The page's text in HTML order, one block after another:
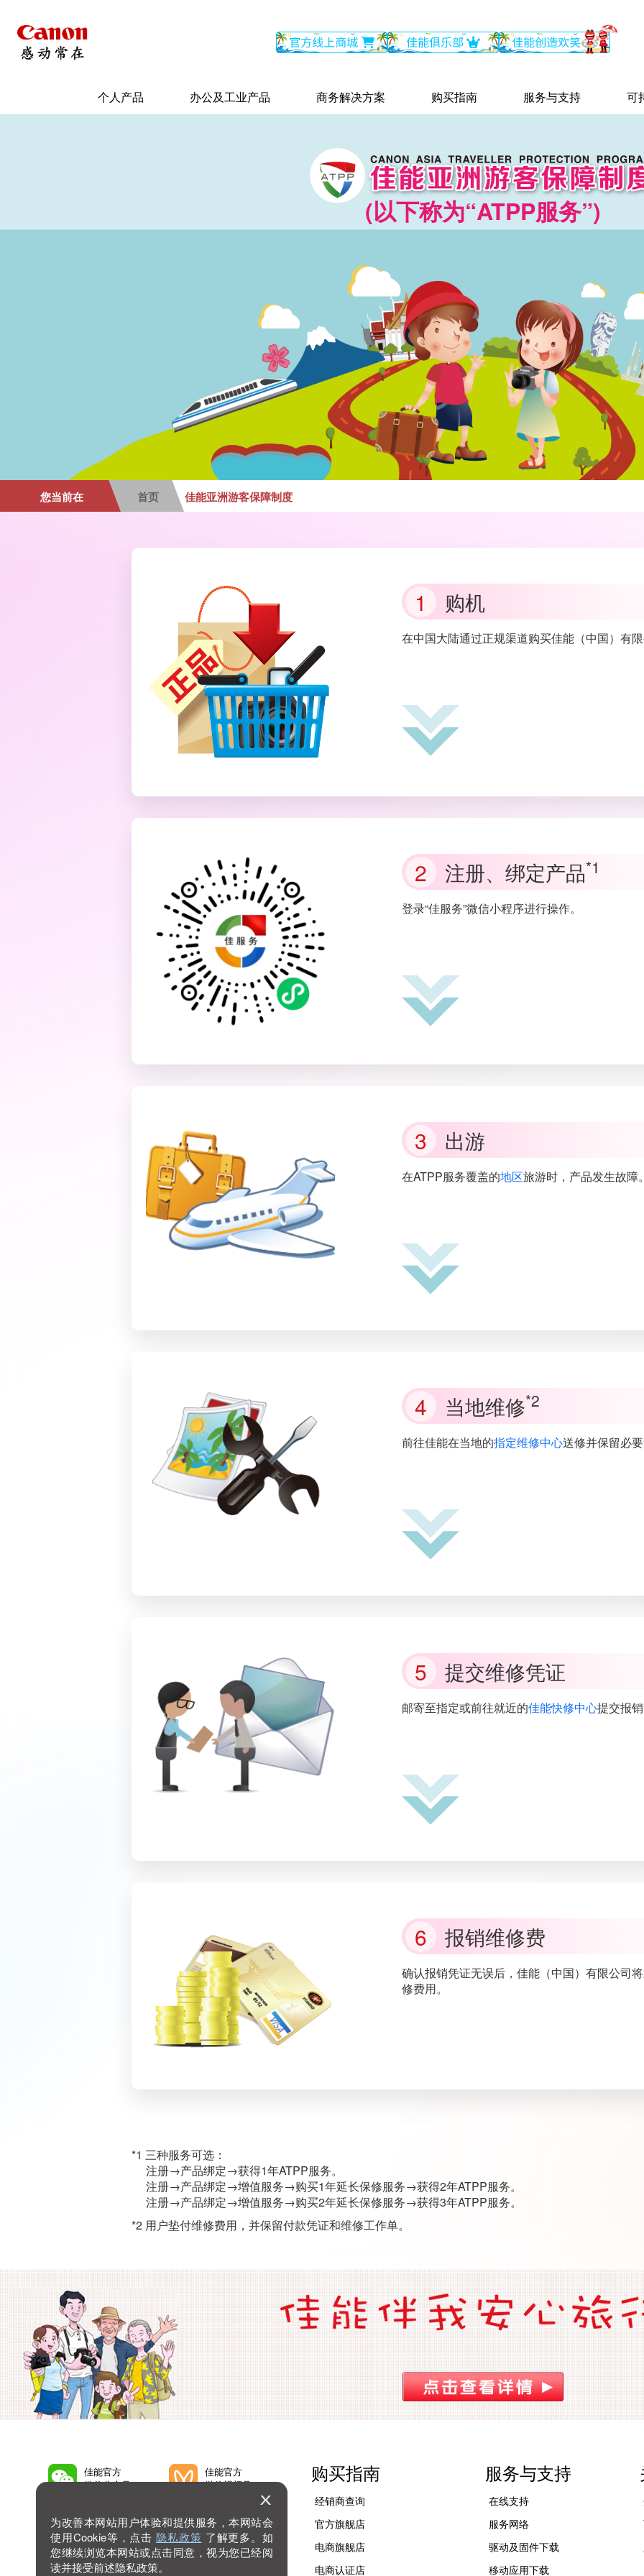
个人产品 办公及工业产品 商务解决方案 购买指南 服务与支持 可
为改善本网站用户体验和提供服务，本网站会
使用Cookie等，点击 隐私政策 了解更多。如
您继续浏览本网站或点击同意，视为您已经阅
读并接受前述隐私政策。
(以下称为“ATPP服务”)
您当前在 首页 佳能亚洲游客保障制度
购机
在中国大陆通过正规渠道购买佳能（中国）有
注册、绑定产品*1
登录“佳服务”微信小程序进行操作。
出游
在ATPP服务覆盖的地区旅游时，产品发生故障
当地维修*2
前往佳能在当地的指定维修中心送修并保留必
提交维修凭证
邮寄至指定或前往就近的佳能快修中心提交报
报销维修费
确认报销凭证无误后，佳能（中国）有限公司
修费用。
*1 三种服务可选：
注册→产品绑定→获得1年ATPP服务。
注册→产品绑定→增值服务→购买1年延长保修服务→获得2年ATPP服务。
注册→产品绑定→增值服务→购买2年延长保修服务→获得3年ATPP服务。
*2 用户垫付维修费用，并保留付款凭证和维修工作单。
佳能官方
微信公众号
佳能官方
微信视频号
佳能官方
微博号
佳能官方
抖音号
佳能官方
购买指南
经销商查询
官方旗舰店
电商旗舰店
电商认证店
服务与支持
在线支持
服务网络
驱动及固件下载
移动应用下载